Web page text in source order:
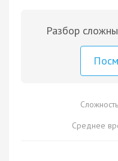
Разбор
Среднее